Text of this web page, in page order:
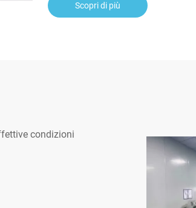
Scopri di più
condizioni